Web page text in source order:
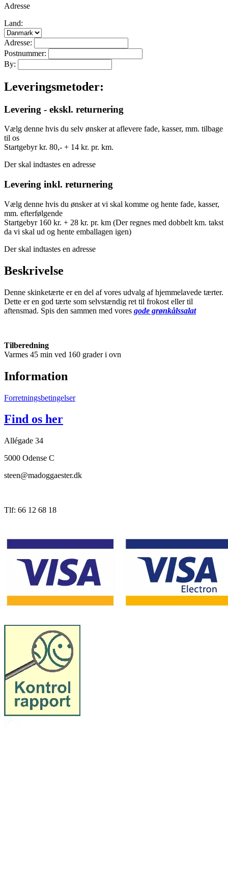
Adresse
Land:
Adresse:
Postnummer:
By:
Leveringsmetoder:
Levering - ekskl. returnering
Vælg denne hvis du selv ønsker at aflevere fade, kasser, mm. tilbage
til os
Startgebyr kr. 80,- + 14 kr. pr. km.
Der skal indtastes en adresse
Levering inkl. returnering
Vælg denne hvis du ønsker at vi skal komme og hente fade, kasser,
mm. efterfølgende
Startgebyr 160 kr. + 28 kr. pr. km (Der regnes med dobbelt km. takst
da vi skal ud og hente emballagen igen)
Der skal indtastes en adresse
Beskrivelse
Denne skinketærte er en del af vores udvalg af hjemmelavede tærter.
Dette er en god tærte som selvstændig ret til frokost eller til
aftensmad. Spis den sammen med vores gode grønkålssalat
Tilberedning
Varmes 45 min ved 160 grader i ovn
Information
Forretningsbetingelser
Find os her
Allégade 34
5000 Odense C
steen@madoggaester.dk
Tlf: 66 12 68 18